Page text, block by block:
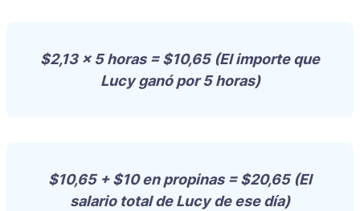
$2,13 x 5 horas = $10,65 (El importe que
Lucy ganó por 5 horas)
$10,65 + $10 en propinas = $20,65 (El
salario total de Lucy de ese día)